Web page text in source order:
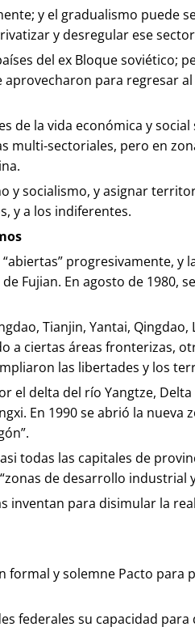
y el gradualismo puede
y desregular ese
del ex Bloque
para regresar
la vida económica y
sectoriales, pero en
y socialismo, y asignar
y a los indiferentes.
progresivamente,
Fujian. En agosto de 1980,
Tianjin, Yantai,
a ciertas áreas fronterizas,
las libertades y los
delta del río Yangtze,
En 1990 se abrió la
todas las capitales de
de desarrollo industrial
para disimular la
y solemne Pacto
federales su capacidad